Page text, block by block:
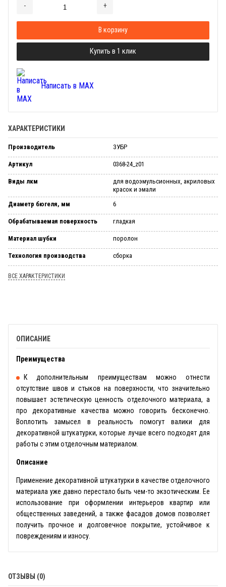
- +
В корзину
Купить в 1 клик
Написать в MAX
ХАРАКТЕРИСТИКИ
Производитель ЗУБР
Артикул 0368-24_z01
Виды лкм
для во­до­эмуль­си­он­ных, ак­ри­ло­вых
кра­сок и эма­ли
Диаметр бюгеля, мм
6
Обрабатываемая поверхность глад­кая
Материал шубки по­ро­лон
Технология производства сбор­ка
ВСЕ ХАРАКТЕРИСТИКИ
ОПИСАНИЕ
Преимущества
К дополнительным преимуществам можно отнести
отсутствие швов и стыков на поверхности, что значительно
повышает эстетическую ценность отделочного материала, а
про декоративные качества можно говорить бесконечно.
Воплотить замысел в реальность помогут валики для
декоративной штукатурки, которые лучше всего подходят для
работы с этим отделочным материалом.
Описание
Применение декоративной штукатурки в качестве отделочного
материала уже давно перестало быть чем-то экзотическим. Ее
использование при оформлении интерьеров квартир или
общественных заведений, а также фасадов домов позволяет
получить прочное и долговечное покрытие, устойчивое к
повреждениям и износу.
ОТЗЫВЫ (0)